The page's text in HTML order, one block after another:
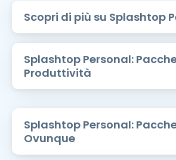
Scopri di più su Splashtop
Splashtop Personal:
Produttività
Splashtop Personal:
Ovunque